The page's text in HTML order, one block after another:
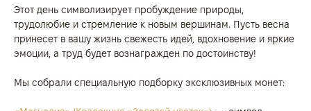
Этот день символизирует пробуждение природы,
трудолюбие и стремление к новым вершинам. Пусть весна
принесет в вашу жизнь свежесть идей, вдохновение и яркие
эмоции, а труд будет вознагражден по достоинству!
Мы собрали специальную подборку эксклюзивных монет: